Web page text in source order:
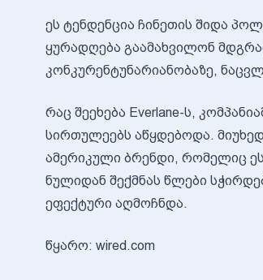
ეს ტენდენცია ჩინეთის შიდა
ყურადღება გაამახვილონ
კონკურენტუნარიანობაზე,
რაც შეეხება Everlane-ს,
სირთულეებს აწყდებოდა.
ამერიკული ბრენდი, რომელიც
ნულიდან შექმნას წლები
ეფექტური აღმოჩნდა.
წყარო: wired.com